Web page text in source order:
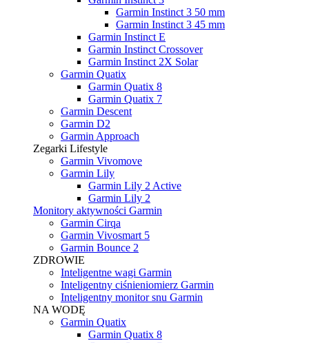
Garmin Instinct 3 50 mm
Garmin Instinct 3 45 mm
Garmin Instinct E
Garmin Instinct Crossover
Garmin Instinct 2X Solar
Garmin Quatix
Garmin Quatix 8
Garmin Quatix 7
Garmin Descent
Garmin D2
Garmin Approach
Zegarki Lifestyle
Garmin Vivomove
Garmin Lily
Garmin Lily 2 Active
Garmin Lily 2
Monitory aktywności Garmin
Garmin Cirqa
Garmin Vivosmart 5
Garmin Bounce 2
ZDROWIE
Inteligentne wagi Garmin
Inteligentny ciśnieniomierz Garmin
Inteligentny monitor snu Garmin
NA WODĘ
Garmin Quatix
Garmin Quatix 8